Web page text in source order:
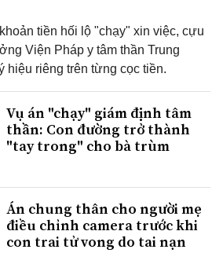
tiền hối lộ "chạy" xin việc, cựu
Viện Pháp y tâm thần Trung
hiệu riêng trên từng cọc tiền.
Vụ án "chạy" giám định tâm
thần: Con đường trở thành
"tay trong" cho bà trùm
Án chung thân cho người mẹ
điều chỉnh camera trước khi
con trai tử vong do tai nạn